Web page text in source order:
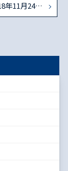
金融史ワークショップのお知らせ（ 2018年11月24日 ）